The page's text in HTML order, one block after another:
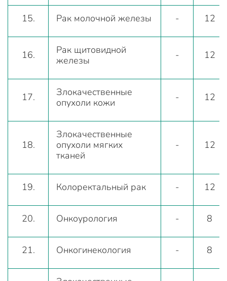
15. Рак молочной железы - 12
16.
Рак щитовидной
железы
- 12
17.
Злокачественные
опухоли кожи
- 12
18.
Злокачественные
опухоли мягких
тканей
- 12
19. Колоректальный рак - 12
20. Онкоурология - 8
21. Онкогинекология - 8